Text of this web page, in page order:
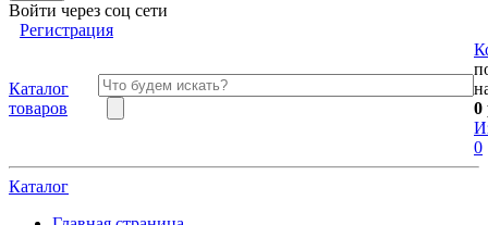
Войти через соц сети
Регистрация
Каталог
товаров
0
0
Каталог